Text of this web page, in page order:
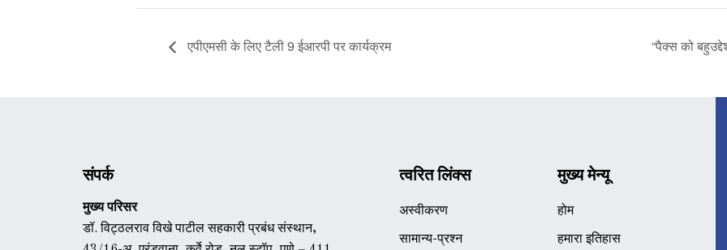
एपीएमसी के लिए टैली 9 ईआरपी पर कार्यक्रम “पैक्स को
संपर्क
मुख्य परिसर
डॉ. विट्ठलराव विखे पाटील सहकारी प्रबंध संस्थान,
त्वरित लिंक्स
अस्वीकरण
सामान्य-प्रश्न
मुख्य मेन्यू
होम
हमारा इतिहास